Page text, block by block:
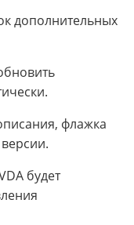
дополнительных
флажка
будет